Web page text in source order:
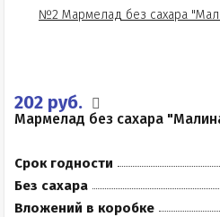
202 руб.
Мармелад без сахара
Срок годности
Без сахара
Вложений в коробке